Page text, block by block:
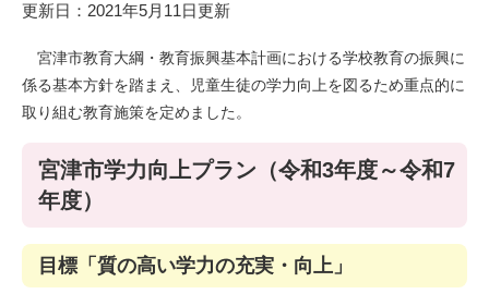
更新日：2021年5月11日更新
宮津市教育大綱・教育振興基本計画における学校教育の振興に
係る基本方針を踏まえ、児童生徒の学力向上を図るため重点的に
取り組む教育施策を定めました。
宮津市学力向上プラン（令和3年度～令和7
年度）
目標「質の高い学力の充実・向上」